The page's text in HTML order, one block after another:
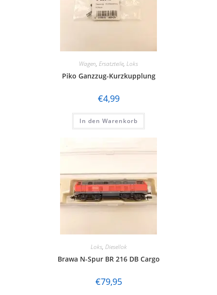
Wagen, Ersatzteile, Loks
Piko Ganzzug-Kurzkupplung
€4,99
In den Warenkorb
Loks, Diesellok
Brawa N-Spur BR 216 DB Cargo
€79,95